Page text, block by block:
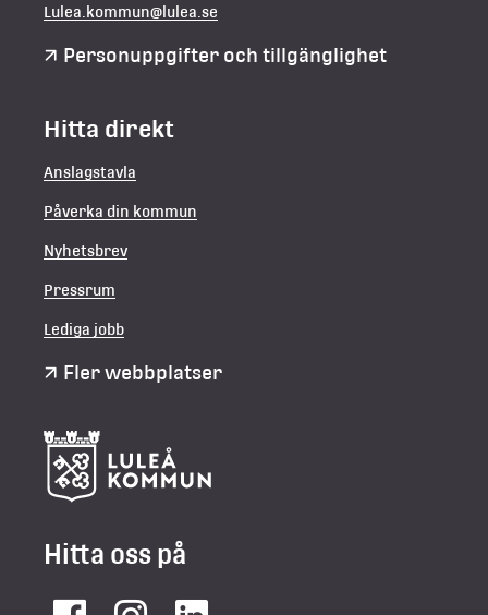
Lulea.kommun@lulea.se
Personuppgifter och tillgänglighet
Hitta direkt
Anslagstavla
Påverka din kommun
Nyhetsbrev
Pressrum
Lediga jobb
Fler webbplatser
Hitta oss på